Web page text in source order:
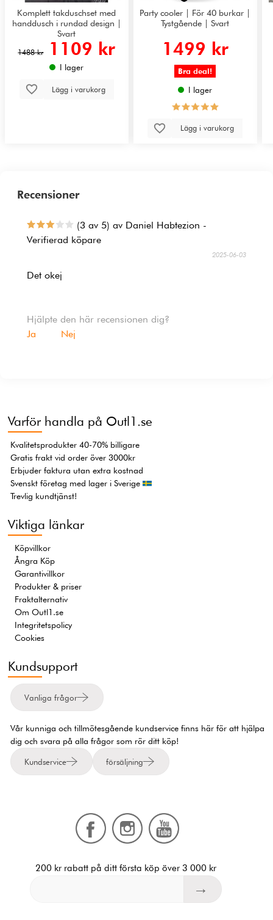
Komplett takduschset med
handdusch i rundad design |
Svart
1488 kr 1109 kr
I lager
Lägg i varukorg
Party cooler | För 40 burkar |
Tystgående | Svart
1499 kr
Bra deal!
I lager
Lägg i varukorg
Recensioner
(3 av 5) av Daniel Habtezion -
Verifierad köpare
2025-06-03
Det okej
Hjälpte den här recensionen dig?
Ja
Nej
Varför handla på Outl1.se
Kvalitetsprodukter 40-70% billigare
Gratis frakt vid order över 3000kr
Erbjuder faktura utan extra kostnad
Svenskt företag med lager i Sverige
Trevlig kundtjänst!
Viktiga länkar
Köpvillkor
Ångra Köp
Garantivillkor
Produkter & priser
Fraktalternativ
Om Outl1.se
Integritetspolicy
Cookies
Kundsupport
Vanliga frågor
Vår kunniga och tillmötesgående kundservice finns här för att hjälpa
dig och svara på alla frågor som rör ditt köp!
Kundservice försäljning
200 kr rabatt på ditt första köp över 3 000 kr